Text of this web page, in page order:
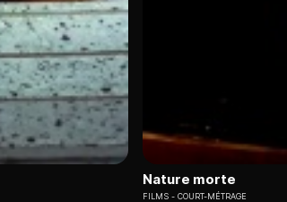
Nature morte
FILMS COURT-MÉTRAGE